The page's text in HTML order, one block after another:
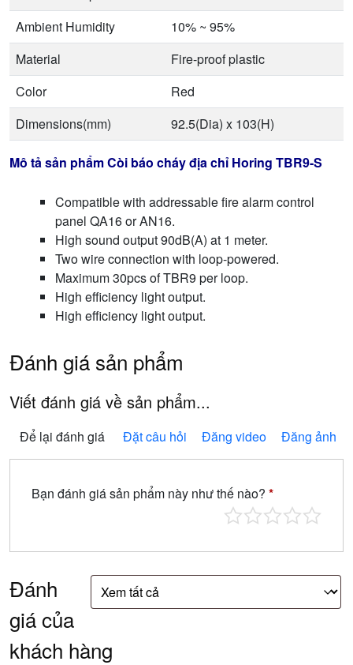
Mô tả sản phẩm Còi báo cháy địa chỉ Horing TBR9-S
Compatible with addressable fire alarm control
panel QA16 or AN16.
High sound output 90dB(A) at 1 meter.
Two wire connection with loop-powered.
Maximum 30pcs of TBR9 per loop.
High efficiency light output.
High efficiency light output.
Đánh giá sản phẩm
Viết đánh giá về sản phẩm...
Để lại đánh giá Đặt câu hỏi Đăng video Đăng ảnh
Bạn đánh giá sản phẩm này như thế nào? *
Đánh
giá của
khách hàng
Ambient Humidity
10% ~ 95%
Material
Fire-proof plastic
Color
Red
Dimensions(mm)
92.5(Dia) x 103(H)